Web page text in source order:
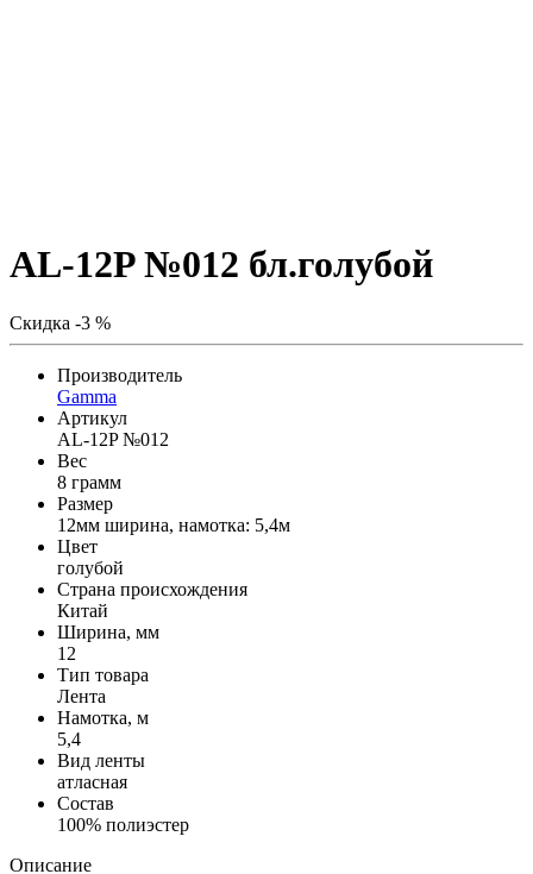
AL-12P №012 бл.голубой
Скидка -3 %
Производитель
Gamma
Артикул
AL-12P №012
Вес
8 грамм
Размер
12мм ширина, намотка: 5,4м
Цвет
голубой
Страна происхождения
Китай
Ширина, мм
12
Тип товара
Лента
Намотка, м
5,4
Вид ленты
атласная
Состав
100% полиэстер
Описание